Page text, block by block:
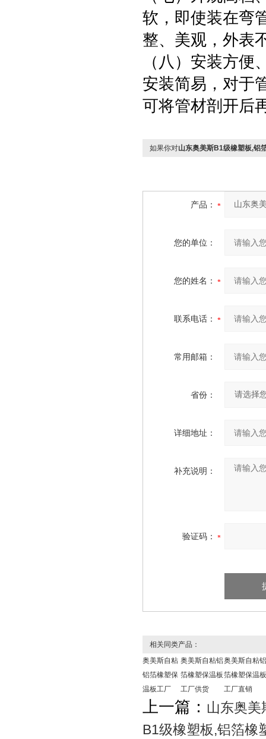
软，即使装在弯
整、美观，外表
（八）安装方
安装简易，对于
可将管材剖开后
如果你对山东奥美斯B1级橡塑板,铝
产品：
您的单位：
您的姓名：
联系电话：
常用邮箱：
省份：
详细地址：
补充说明：
验证码：
相关同类产品：
奥美斯自粘
铝箔橡塑保
温板工厂
奥美斯自粘铝
箔橡塑保温板
工厂供货
奥美斯自粘铝
箔橡塑保温板
工厂直销
上一篇： 山东奥美
B1级橡塑板,铝箔橡